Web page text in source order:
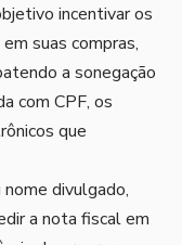
incentivar os
suas compras,
a sonegação
com CPF, os
que
divulgado,
a nota fiscal em